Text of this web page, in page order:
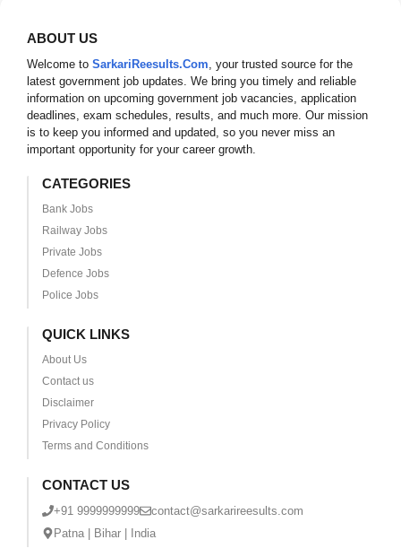
ABOUT US
Welcome to SarkariReesults.Com , your trusted source for the
latest government job updates. We bring you timely and reliable
information on upcoming government job vacancies, application
deadlines, exam schedules, results, and much more. Our mission
is to keep you informed and updated, so you never miss an
important opportunity for your career growth.
CATEGORIES
Bank Jobs
Railway Jobs
Private Jobs
Defence Jobs
Police Jobs
QUICK LINKS
About Us
Contact us
Disclaimer
Privacy Policy
Terms and Conditions
CONTACT US
+91 9999999999
contact@sarkarireesults.com
Patna | Bihar | India